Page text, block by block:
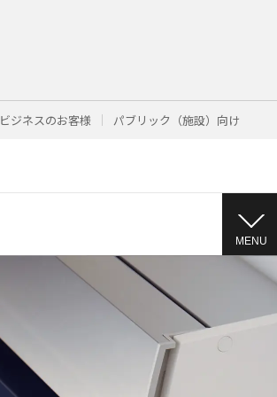
ビジネスのお客様 パブリック（施設）向け
MENU